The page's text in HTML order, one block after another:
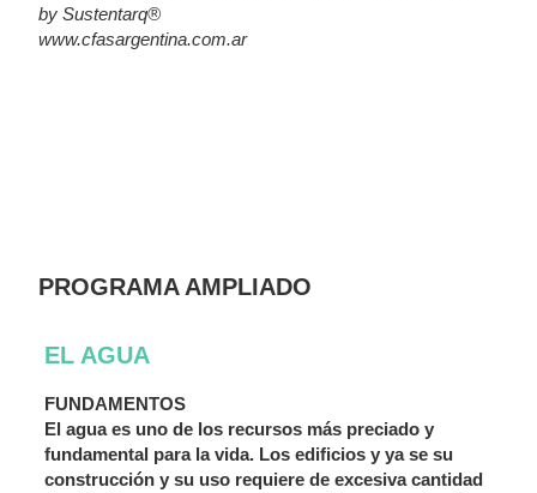
by Sustentarq®
www.cfasargentina.com.ar
PROGRAMA AMPLIADO
EL AGUA
FUNDAMENTOS
El agua es uno de los recursos más preciado y
fundamental para la vida. Los edificios y ya se su
construcción y su uso requiere de excesiva cantidad